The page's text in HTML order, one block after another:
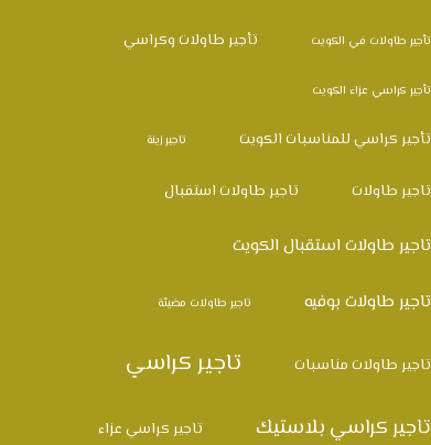
تأجير طاولات في الكويت تأجير طاولات وكراسي
تأجير كراسي عزاء الكويت
تأجير كراسي للمناسبات الكويت تاجير زينة
تاجير طاولات تاجير طاولات استقبال
تاجير طاولات استقبال الكويت
تاجير طاولات بوفيه تاجير طاولات مضيئة
تاجير طاولات مناسبات تاجير كراسي
تاجير كراسي بلاستيك تاجير كراسي عزاء